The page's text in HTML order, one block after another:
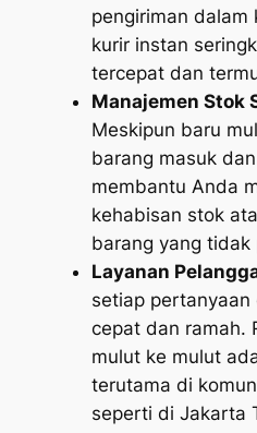
pengiriman dalam
kurir instan
tercepat dan
Manajemen Stok
Meskipun baru
barang masuk
membantu Anda
kehabisan stok
barang yang tidak
Layanan
setiap pertanyaan
cepat dan ramah.
mulut ke mulut
terutama di
seperti di Jakarta